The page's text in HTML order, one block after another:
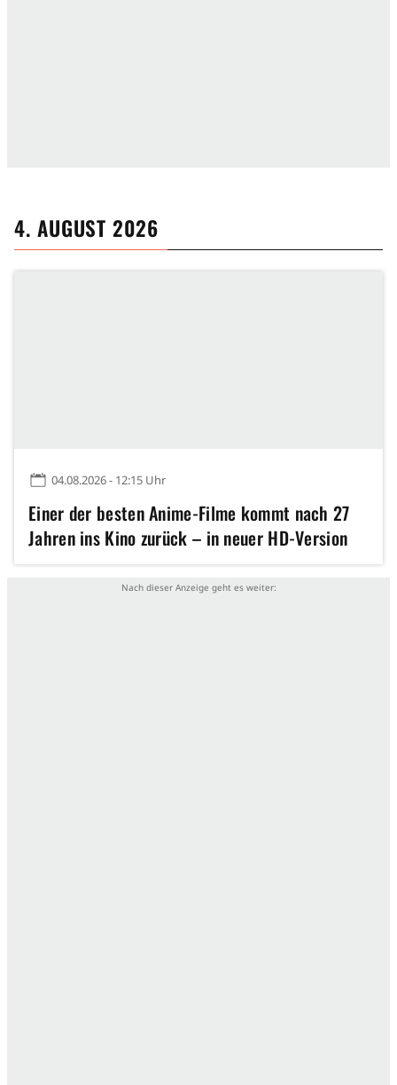
4. AUGUST 2026
04.08.2026 - 12:15 Uhr
Einer der besten Anime-Filme kommt nach 27
Jahren ins Kino zurück – in neuer HD-Version